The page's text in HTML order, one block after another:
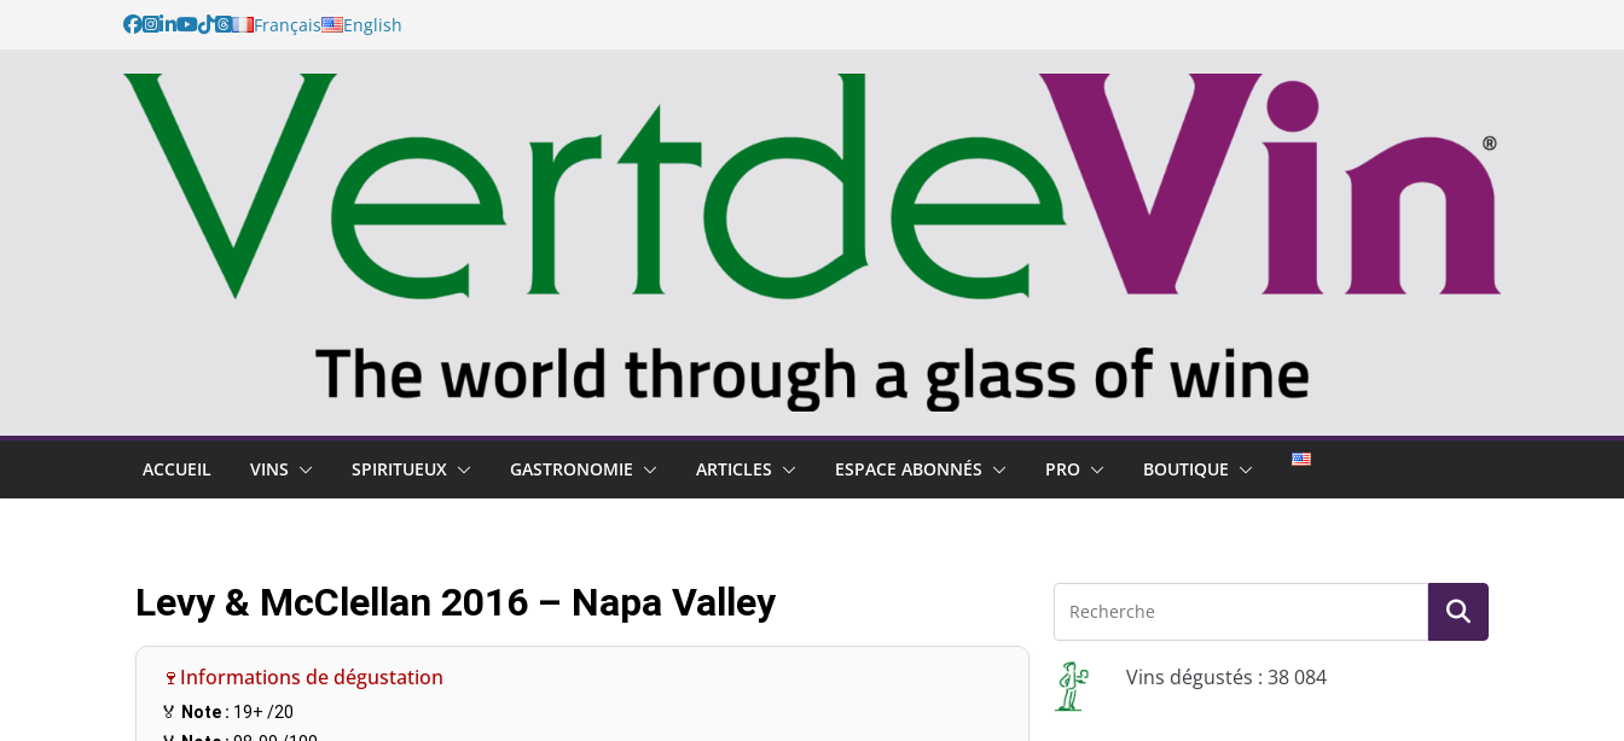
Français English
ACCUEIL VINS SPIRITUEUX GASTRONOMIE ARTICLES ESPACE ABONNÉS PRO BOUTIQUE
Levy & McClellan 2016 – Napa Valley
🍷Informations de dégustation
🏅 Note : 19+ /20
Vins dégustés : 38 084